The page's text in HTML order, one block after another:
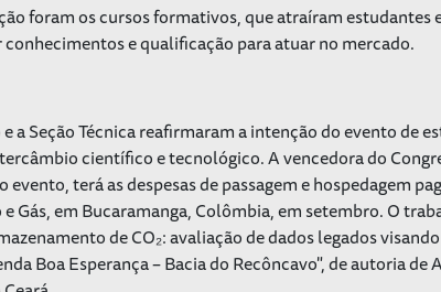
foram os cursos formativos, que atraíram estudantes
e qualificação para atuar no mercado.
a Seção Técnica reafirmaram a intenção do evento de
científico e tecnológico. A vencedora do
terá as despesas de passagem e hospedagem
Gás, em Bucaramanga, Colômbia, em setembro. O
de CO₂: avaliação de dados legados
Boa Esperança – Bacia do Recôncavo", de autoria de